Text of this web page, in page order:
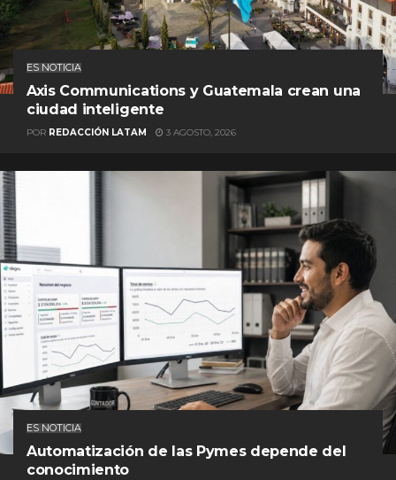
ES NOTICIA
Axis Communications y Guatemala crean una
ciudad inteligente
POR REDACCIÓN LATAM 3 AGOSTO, 2026
ES NOTICIA
Automatización de las Pymes depende del
conocimiento